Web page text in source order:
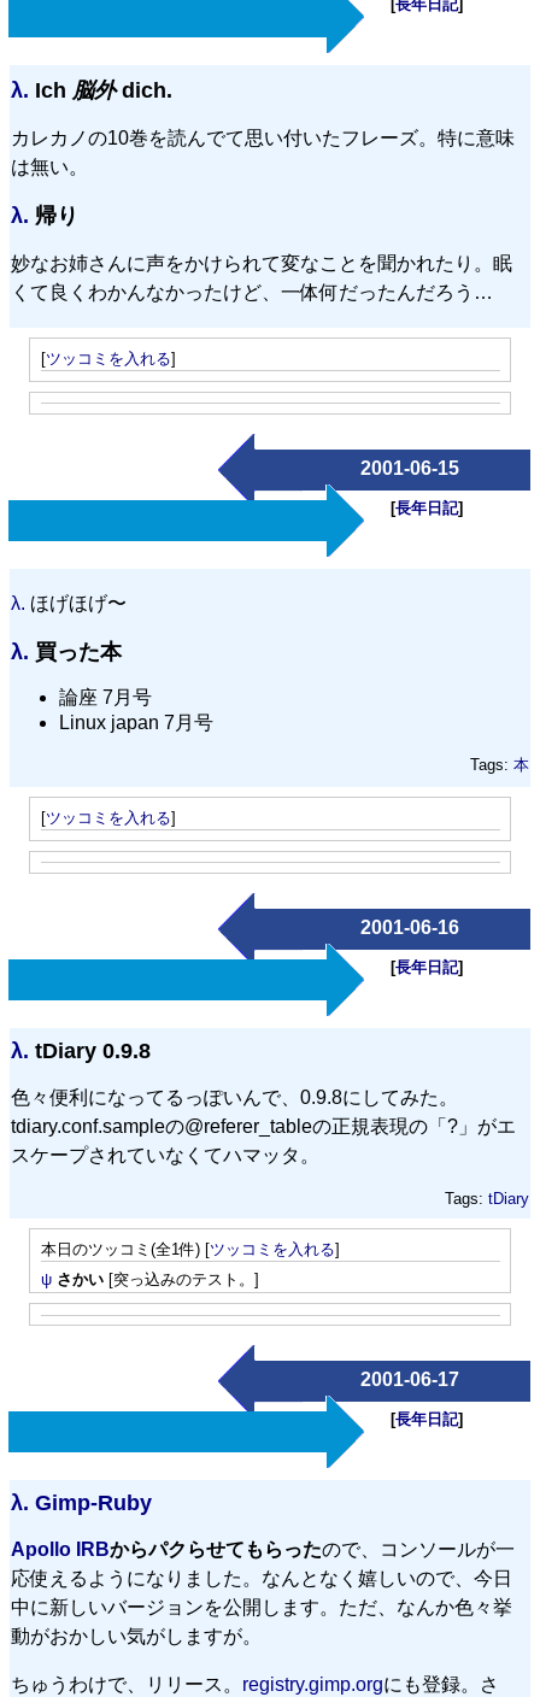
長年日記]
λ. Ich 脳外dich.
カレカノの10巻を読んでて思い付いたフレーズ。特に意味
は無い。
λ. 帰り
妙なお姉さんに声をかけられて変なことを聞かれたり。眠
くて良くわかんなかったけど、一体何だったんだろう…
[ツッコミを入れる]
2001-06-15
[長年日記]
λ. ほげほげ〜
λ. 買った本
論座 7月号
Linux japan 7月号
Tags: 本
[ツッコミを入れる]
2001-06-16
[長年日記]
λ. tDiary 0.9.8
色々便利になってるっぽいんで、0.9.8にしてみた。
tdiary.conf.sampleの@referer_tableの正規表現の「?」がエ
スケープされていなくてハマッタ。
Tags: tDiary
本日のツッコミ(全1件) [ツッコミを入れる]
ψ さかい[突っ込みのテスト。]
2001-06-17
[長年日記]
λ. Gimp-Ruby
Apollo IRBからパクらせてもらったので、コンソールが一
応使えるようになりました。なんとなく嬉しいので、今日
中に新しいバージョンを公開します。ただ、なんか色々挙
動がおかしい気がしますが。
ちゅうわけで、リリース。 registry.gimp.orgにも登録。さ